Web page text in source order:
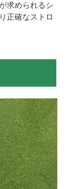
求められるシ
正確なストロ